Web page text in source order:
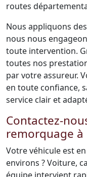
routes
Nous appliquons des
nous nous
toute intervention.
toutes nos
par votre assureur.
en toute confiance,
service clair et
Contactez-
remorquage à
Votre véhicule est
environs ? Voiture,